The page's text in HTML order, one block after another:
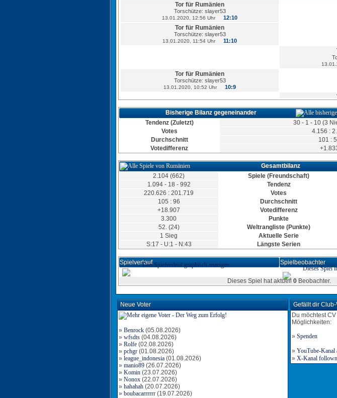
Tor für Rumänien
Torschütze: slayer53
13.01.2020, 12:56 Uhr 12:10
Tor für Rumänien
Torschütze: slayer53
13.01.2020, 11:54 Uhr 11:10
Tor für Rumänien
Torschütze: slayer53
13.01.2020, 10:52 Uhr 10:9
Tor für Rumänien
Torschütze: slayer53
13.01.2020, 09:09 Uhr
Tor für Rumänien
Torschütze: slayer53
Tor für Rumänien
Torschütze: slayer53
12.01.2020, 22:29 Uhr
Tor für Rumänien
Torschütze: slayer53
12.01.2020, 18:53 Uhr 6:6
Torschütze: slayer53
12.01.2020, 14:45 Uhr
Tor für Rumänien
Torschütze: slayer53
12.01.2020, 13:41 Uhr
Tor für Rumänien
Torschütze: slayer53
12.01.2020, 11:48 Uhr
Bisherige Bilanz gegeneinander
Tendenz (Zuletzt)
30 - 1 - 10 (3
Votes
4.156 :
Durchschnitt
101 :
Votedifferenz
Gesamtbilanz
2.104 (662)
Spiele (Freundschaft)
1.094 - 18 - 992
Tendenz
220.626 : 201.719
Votes
105 : 96
Durchschnitt
+18.907
Votedifferenz
3.300
Punkte
52. (24)
Weltrangliste (Punkte)
1 Sieg
Aktuelle Serie
S:17 - U:1 - N:43
Längste Serien
Spielverlauf Spielbeobachter
Den Spielverlauf graphisch anzeigen.
Dieses Spiel
Dieses Spiel hat aktuell 0 Beobachter.
Neue Voter
» Benrock (05.08.2026)
» wfsdts (04.08.2026)
» Rolfe (02.08.2026)
» pchgr (01.08.2026)
» league_indonesia (01.08.2026)
» manio89 (26.07.2026)
» Komin (23.07.2026)
» Nonox (22.07.2026)
» hahahah (20.07.2026)
» boubacarrrrrr (19.07.2026)
Gefällt dir Club-
Du möchtest
Möglichkeiten:
» Spenden
» YouTube-Kanal
» X-Kanal